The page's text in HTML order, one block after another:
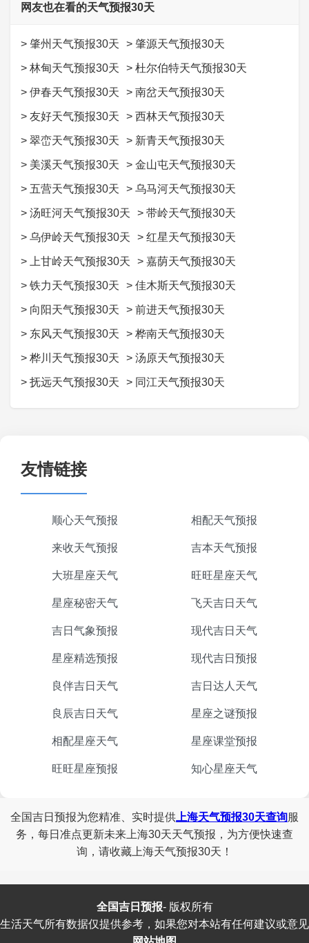
网友也在看的天气预报30天
> 肇州天气预报30天 > 肇源天气预报30天
> 林甸天气预报30天 > 杜尔伯特天气预报30天
> 伊春天气预报30天 > 南岔天气预报30天
> 友好天气预报30天 > 西林天气预报30天
> 翠峦天气预报30天 > 新青天气预报30天
> 美溪天气预报30天 > 金山屯天气预报30天
> 五营天气预报30天 > 乌马河天气预报30天
> 汤旺河天气预报30天 > 带岭天气预报30天
> 乌伊岭天气预报30天 > 红星天气预报30天
> 上甘岭天气预报30天 > 嘉荫天气预报30天
> 铁力天气预报30天 > 佳木斯天气预报30天
> 向阳天气预报30天 > 前进天气预报30天
> 东风天气预报30天 > 桦南天气预报30天
> 桦川天气预报30天 > 汤原天气预报30天
> 抚远天气预报30天 > 同江天气预报30天
友情链接
顺心天气预报 相配天气预报
来收天气预报 吉本天气预报
大班星座天气 旺旺星座天气
星座秘密天气 飞天吉日天气
吉日气象预报 现代吉日天气
星座精选预报 现代吉日预报
良伴吉日天气 吉日达人天气
良辰吉日天气 星座之谜预报
相配星座天气 星座课堂预报
旺旺星座预报 知心星座天气
全国吉日预报为您精准、实时提供 上海天气预报30天查询服
务，每日准点更新未来上海30天天气预报，为方便快速查
询，请收藏上海天气预报30天！
全国吉日预报-版权所有
生活天气所有数据仅提供参考，如果您对本站有任何建议或意见